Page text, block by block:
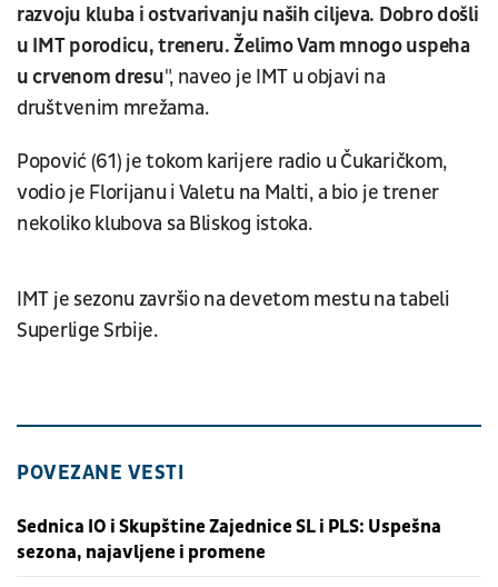
razvoju kluba i ostvarivanju naših ciljeva. Dobro došli
u IMT porodicu, treneru. Želimo Vam mnogo uspeha
u crvenom dresu", naveo je IMT u objavi na
društvenim mrežama.
Popović (61) je tokom karijere radio u Čukaričkom,
vodio je Florijanu i Valetu na Malti, a bio je trener
nekoliko klubova sa Bliskog istoka.
IMT je sezonu završio na devetom mestu na tabeli
Superlige Srbije.
POVEZANE VESTI
Sednica IO i Skupštine Zajednice SL i PLS: Uspešna
sezona, najavljene i promene